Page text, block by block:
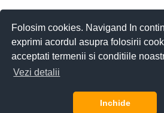
Folosim cookies. Navigand In
exprimi acordul asupra folosirii
acceptati termenii si conditiile
Vezi detalii
Inchide